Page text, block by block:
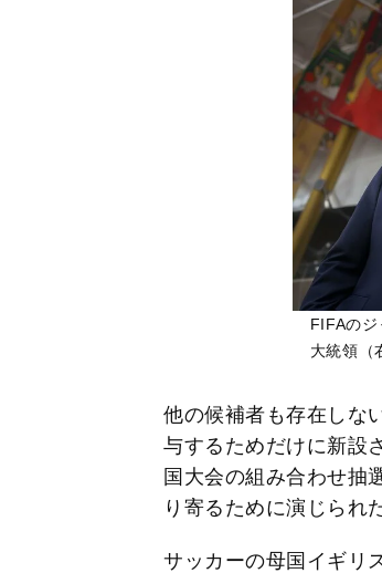
FIFAの
大統領（
他の候補者も存在しな
与するためだけに新設
国大会の組み合わせ抽
り寄るために演じられ
サッカーの母国イギリ